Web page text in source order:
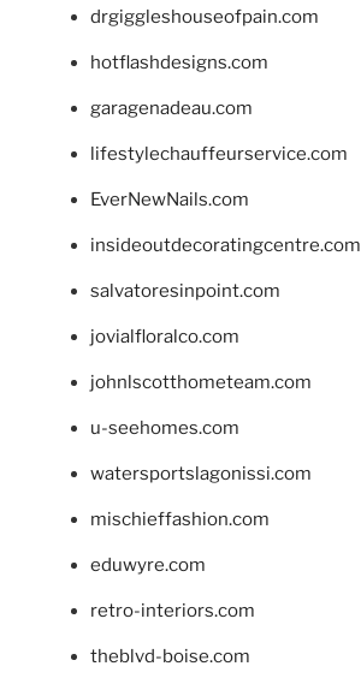
drgiggleshouseofpain.com
hotflashdesigns.com
garagenadeau.com
lifestylechauffeurservice.com
EverNewNails.com
insideoutdecoratingcentre.com
salvatoresinpoint.com
jovialfloralco.com
johnlscotthometeam.com
u-seehomes.com
watersportslagonissi.com
mischieffashion.com
eduwyre.com
retro-interiors.com
theblvd-boise.com